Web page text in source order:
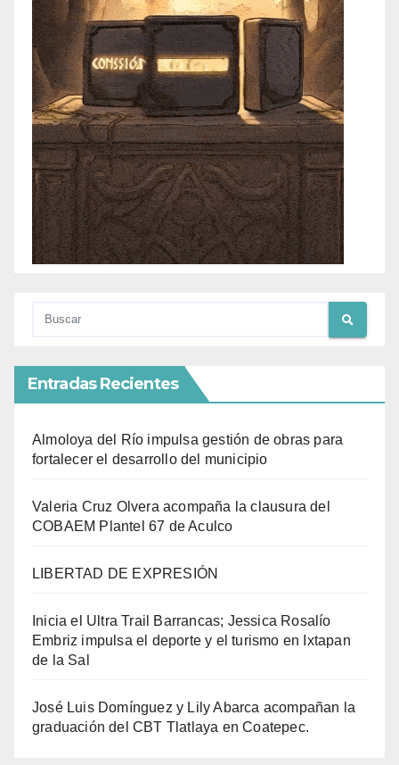
Entradas Recientes
Almoloya del Río impulsa gestión de obras para
fortalecer el desarrollo del municipio
Valeria Cruz Olvera acompaña la clausura del
COBAEM Plantel 67 de Aculco
LIBERTAD DE EXPRESIÓN
Inicia el Ultra Trail Barrancas; Jessica Rosalío
Embriz impulsa el deporte y el turismo en Ixtapan
de la Sal
José Luis Domínguez y Lily Abarca acompañan la
graduación del CBT Tlatlaya en Coatepec.